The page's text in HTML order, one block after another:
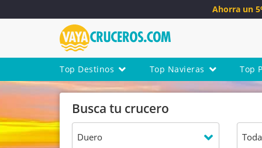
Ahorra un
Top Destinos Top Navieras Top
Busca tu crucero